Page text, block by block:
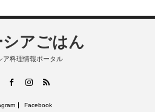
アごはん
ア料理情報ポータル
FacebookInstagram
Facebook